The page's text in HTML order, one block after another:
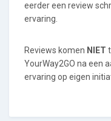
eerder een review
ervaring.
Reviews komen NIET
YourWay2GO na een
ervaring op eigen